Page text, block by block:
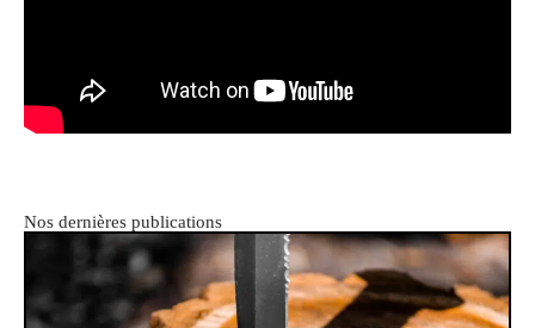
Nos dernières publications